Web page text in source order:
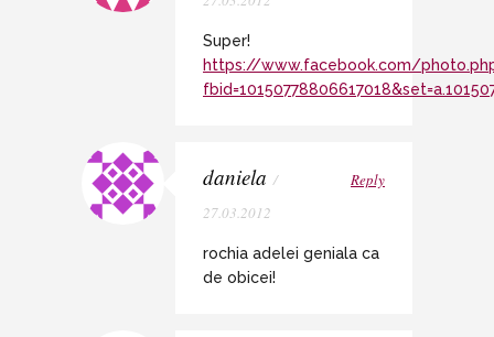
Super!
https://www.facebook.com/
daniela /
27.03.2012
Reply
rochia adelei geniala ca
de obicei!